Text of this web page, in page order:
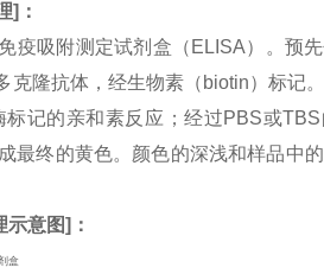
] ：
疫吸附测定试剂盒（ELISA）。预
隆抗体，经生物素（biotin）标记
记的亲和素反应；经过PBS或
最终的黄色。颜色的深浅和样品中
示意图] ：